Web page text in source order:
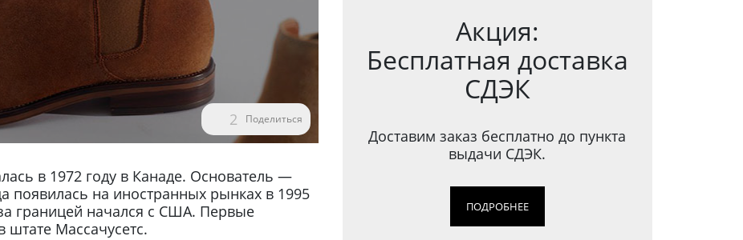
2 Поделиться
в 1972 году в Канаде. Основатель —
появилась на иностранных рынках в 1995
границей начался с США. Первые
Массачусетс.
Акция:
Бесплатная доставка
СДЭК
Доставим заказ бесплатно до пункта
выдачи СДЭК.
ПОДРОБНЕЕ